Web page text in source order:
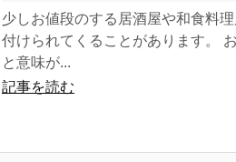
少しお値段のする居酒屋や和食料
付けられてくることがあります。
と意味が...
記事を読む